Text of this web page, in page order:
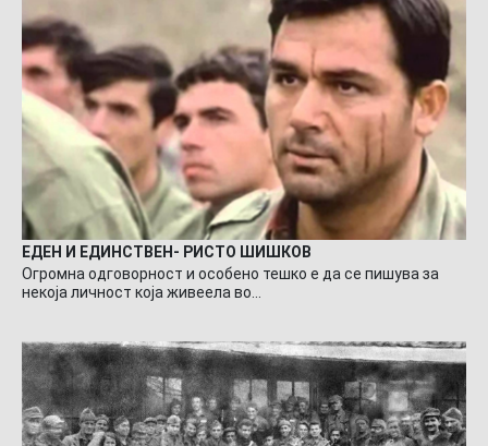
ЕДЕН И ЕДИНСТВЕН- РИСТО ШИШКОВ
Огромна одговорност и особено тешко е да се пишува за
некоја личност која живеела во…